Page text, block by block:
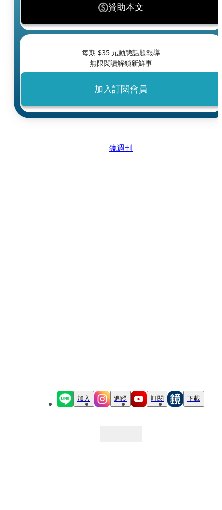
贊助本文
每期 $35 元動態話題報導
無限閱讀解鎖新鮮事
加入訂閱會員
鏡週刊
加入 追蹤 訂閱 下載